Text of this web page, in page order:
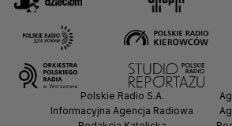
Polskie Radio S.A.
Informacyjna Agencja Radiowa